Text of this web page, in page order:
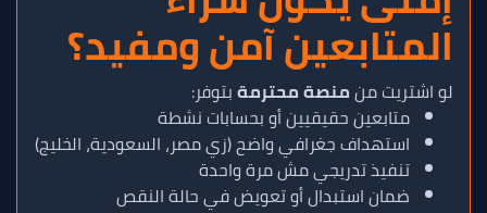
المتابعين آمن ومفيد؟
لو اشتريت منمنصة محترمةبتوفر:
متابعين حقيقيين أو بحسابات نشطة
استهداف جغرافي واضح (زي مصر، السعودية، الخليج)
تنفيذ تدريجي مش مرة واحدة
ضمان استبدال أو تعويض في حالة النقص